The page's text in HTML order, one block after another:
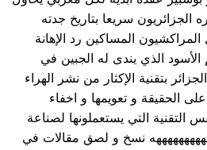
الجزائريون سريعا بتاريخ جدته
المساكين رد الإهانة
الأسود الذي يندى له الجبين في
بتقنية الإكثار من نشر الهراء
الحقيقة و تعويمها و اخفاء
التقنية التي يستعملونها لصناعة
ههههههههههه نسخ و لصق مقالات في